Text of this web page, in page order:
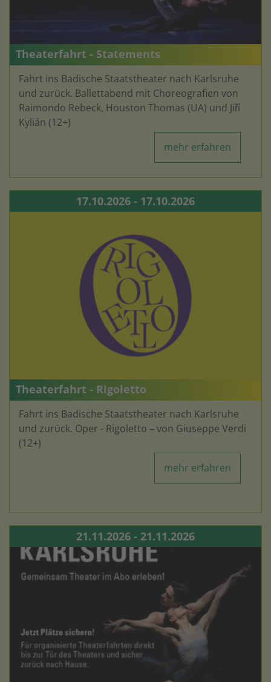
Theaterfahrt - Statements
Fahrt ins Badische Staatstheater nach Karlsruhe
und zurück. Ballettabend mit Choreografien von
Raimondo Rebeck, Houston Thomas (UA) und Jiří
Kylián (12+)
mehr erfahren
17.10.2026 - 17.10.2026
Theaterfahrt - Rigoletto
Fahrt ins Badische Staatstheater nach Karlsruhe
und zurück. Oper - Rigoletto – von Giuseppe Verdi
(12+)
mehr erfahren
21.11.2026 - 21.11.2026